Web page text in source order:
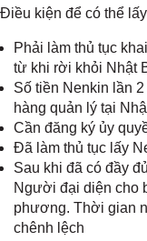
Điều kiện để có thể
Phải làm thủ tục
từ khi rời khỏi Nhật
Số tiền Nenkin lần
hàng quản lý tại
Cần đăng ký ủy
Đã làm thủ tục lấy
Sau khi đã có đầy
Người đại diện cho
phương. Thời gian
chênh lệch